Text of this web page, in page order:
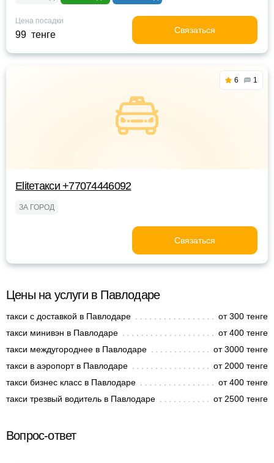
Цена посадки
99 тенге Связаться
6 1
Eliteтакси +77074446092
ЗА ГОРОД
Связаться
Цены на услуги в Павлодаре
такси с доставкой в Павлодаре
от 300 тенге
такси минивэн в Павлодаре
от 400 тенге
такси междугороднее в Павлодаре
от 3000 тенге
такси в аэропорт в Павлодаре
от 2000 тенге
такси бизнес класс в Павлодаре
от 400 тенге
такси трезвый водитель в Павлодаре
от 2500 тенге
Вопрос-ответ